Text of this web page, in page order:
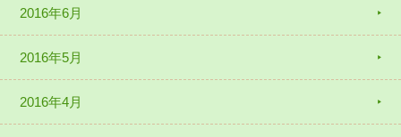
2016年6月
2016年5月
2016年4月